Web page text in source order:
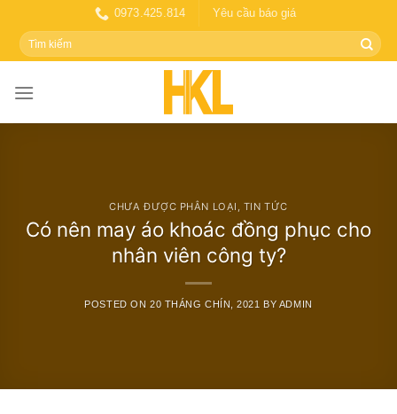
content
0973.425.814 Yêu cầu báo giá
Tìm
kiếm:
CHƯA ĐƯỢC PHÂN LOẠI , TIN TỨC
Có nên may áo khoác đồng phục cho
nhân viên công ty?
POSTED ON 20 THÁNG CHÍN, 2021 BY ADMIN